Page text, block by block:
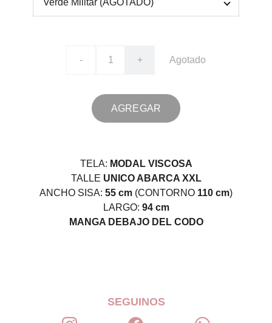
- + Agotado
AGREGAR
TELA: MODAL VISCOSA
TALLE UNICO ABARCA XXL
ANCHO SISA: 55 cm (CONTORNO 110 cm)
LARGO: 94 cm
MANGA DEBAJO DEL CODO
SEGUINOS